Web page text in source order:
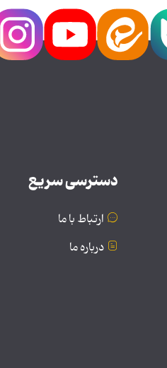
دسترسی سریع
ارتباط با ما
درباره ما